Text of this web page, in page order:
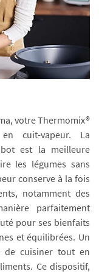
votre Thermomix®
cuit-vapeur. La
est la meilleure
les légumes sans
conserve à la fois
notamment des
parfaitement
pour ses bienfaits
et équilibrées. Un
de cuisiner tout en
Ce dispositif,